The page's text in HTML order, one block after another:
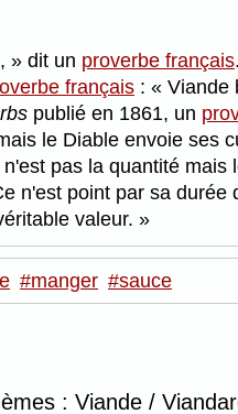
dit un proverbe français
français :
Viande
publié en 1861, un
le Diable envoie ses
n'est pas la quantité mais
n'est point par sa durée
valeur.
#manger #sauce
: Viande /